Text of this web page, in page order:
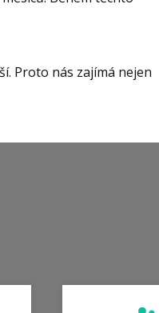
Proto nás zajímá nejen